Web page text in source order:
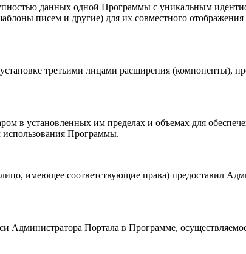
данных одной Программы с уникальным
писем и другие) для их совместного
третьими лицами расширения (компоненты),
в установленных им пределах и объемах для
Программы.
имеющее соответствующие права) предоставил
Администратора Портала в Программе,